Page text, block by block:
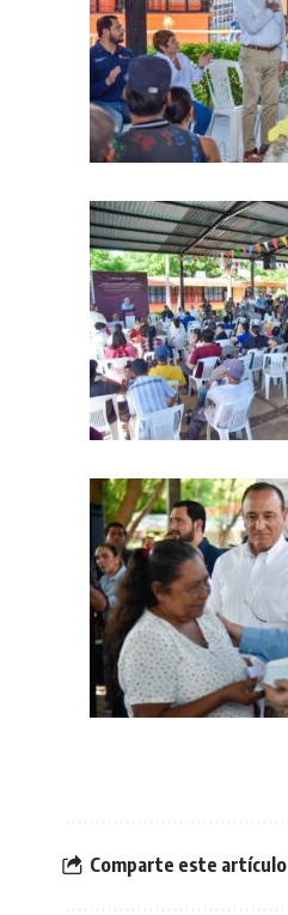
Comparte este artículo